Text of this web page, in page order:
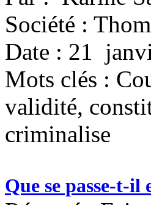
Société :
Date : 21
Mots clés :
validité,
criminalise
Que se passe-t-il